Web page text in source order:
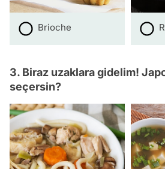
Brioche
3. Biraz uzaklara gidelim!
seçersin?